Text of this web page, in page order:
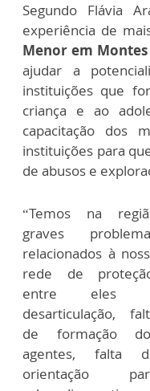
Segundo Flávia
experiência de
Menor em Montes
ajudar a
instituições que
criança e ao
capacitação dos
instituições para
de abusos e
“Temos na
graves
relacionados à
rede de
entre eles
desarticulação,
de formação
agentes, falta
orientação